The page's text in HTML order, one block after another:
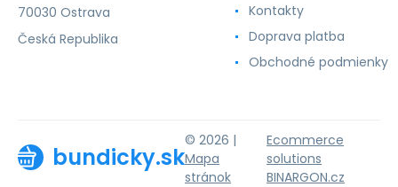
70030 Ostrava
Česká Republika
Kontakty
Doprava platba
Obchodné podmienky
bundicky.sk
© 2026 |
Mapa
stránok
Ecommerce
solutions
BINARGON.cz